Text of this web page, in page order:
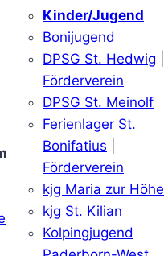
Kinder/Jugend
Bonijugend
DPSG St. Hedwig
Förderverein
DPSG St. Meinolf
Ferienlager St.
Bonifatius
Förderverein
kjg Maria zur Höhe
kjg St. Kilian
Kolpingjugend